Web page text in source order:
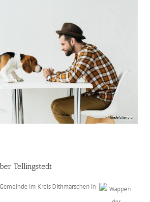
Tellingstedt
im Kreis Dithmarschen in